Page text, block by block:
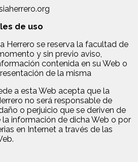
de uso
Herrero se reserva la facultad de
y sin previo aviso,
contenida en su Web o
de la misma
a esta Web acepta que la
no será responsable de
o perjuicio que se deriven de
información de dicha Web o por
en Internet a través de las